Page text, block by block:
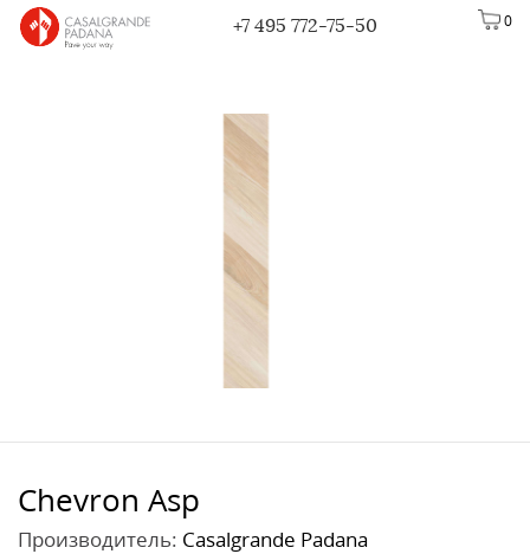
0
+7 495 772-75-50
Chevron Asp
Производитель: Casalgrande Padana